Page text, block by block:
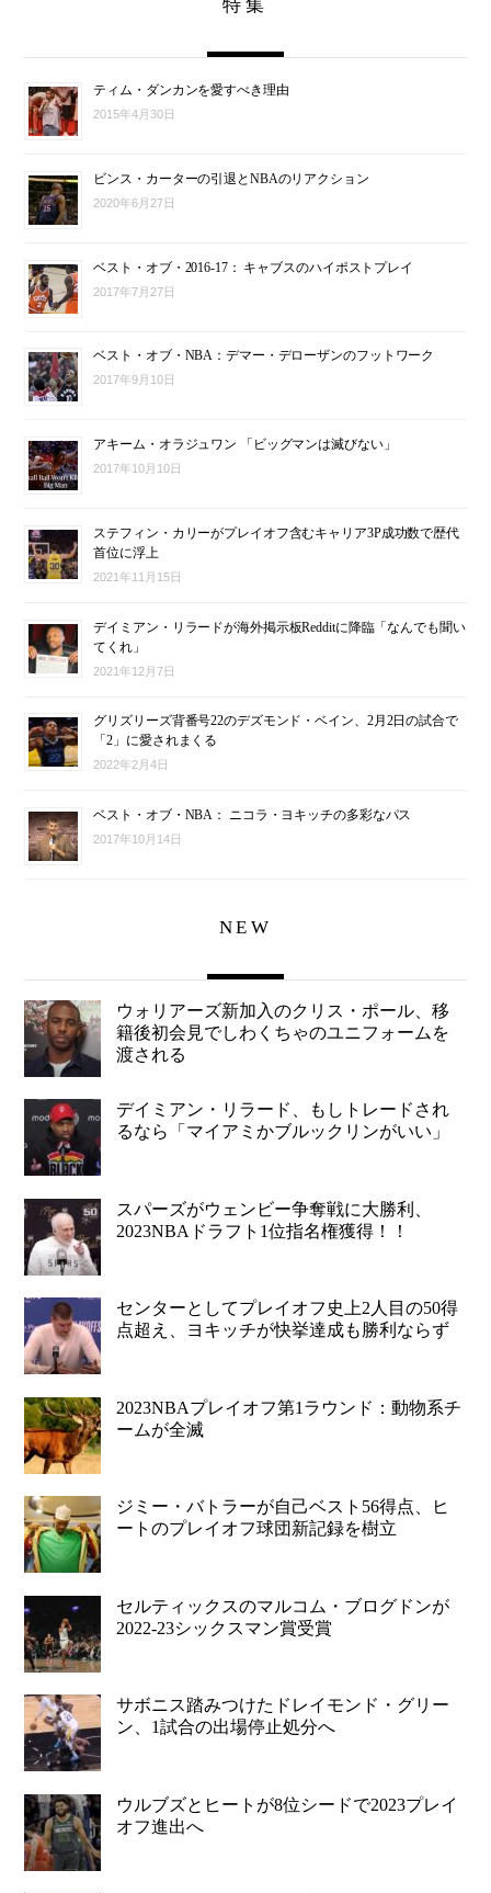
特集
ティム・ダンカンを愛すべき理由
2015年4月30日
ビンス・カーターの引退とNBAのリアクション
2020年6月27日
ベスト・オブ・2016-17： キャブスのハイポストプレイ
2017年7月27日
ベスト・オブ・NBA：デマー・デローザンのフットワーク
2017年9月10日
アキーム・オラジュワン 「ビッグマンは滅びない」
2017年10月10日
ステフィン・カリーがプレイオフ含むキャリア3P成功数で歴代
首位に浮上
2021年11月15日
デイミアン・リラードが海外掲示板Redditに降臨「なんでも聞い
てくれ」
2021年12月7日
グリズリーズ背番号22のデズモンド・ベイン、2月2日の試合で
「2」に愛されまくる
2022年2月4日
ベスト・オブ・NBA： ニコラ・ヨキッチの多彩なパス
2017年10月14日
NEW
ウォリアーズ新加入のクリス・ポール、移
籍後初会見でしわくちゃのユニフォームを
渡される
デイミアン・リラード、もしトレードされ
るなら「マイアミかブルックリンがいい」
スパーズがウェンビー争奪戦に大勝利、
2023NBAドラフト1位指名権獲得！！
センターとしてプレイオフ史上2人目の50得
点超え、ヨキッチが快挙達成も勝利ならず
2023NBAプレイオフ第1ラウンド：動物系チ
ームが全滅
ジミー・バトラーが自己ベスト56得点、ヒ
ートのプレイオフ球団新記録を樹立
セルティックスのマルコム・ブログドンが
2022-23シックスマン賞受賞
サボニス踏みつけたドレイモンド・グリー
ン、1試合の出場停止処分へ
ウルブズとヒートが8位シードで2023プレイ
オフ進出へ